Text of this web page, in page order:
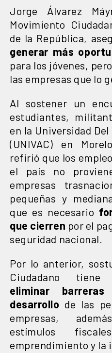
Jorge Álvarez
Movimiento
de la República,
generar más
para los jóvenes,
las empresas que lo
Al sostener un
estudiantes,
en la Universidad
(UNIVAC) en
refirió que los
el país no
empresas
pequeñas y
que es necesario
que cierren por el
seguridad nacional.
Por lo anterior,
Ciudadano tiene
eliminar
barreras
desarrollo de las
empresas,
estímulos
emprendimiento y la